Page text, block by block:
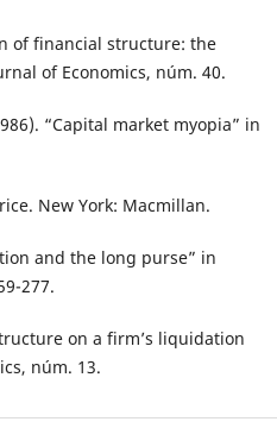
of financial structure: the
of Economics, núm. 40.
“Capital market myopia” in
New York: Macmillan.
and the long purse” in
277.
on a firm’s liquidation
núm. 13.